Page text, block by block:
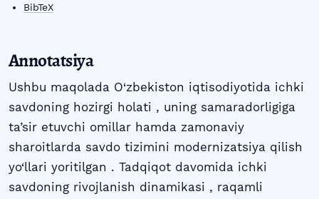
BibTeX
Annotatsiya
Ushbu maqolada O‘zbekiston iqtisodiyotida ichki
savdoning hozirgi holati , uning samaradorligiga
ta’sir etuvchi omillar hamda zamonaviy
sharoitlarda savdo tizimini modernizatsiya qilish
yo‘llari yoritilgan . Tadqiqot davomida ichki
savdoning rivojlanish dinamikasi , raqamli